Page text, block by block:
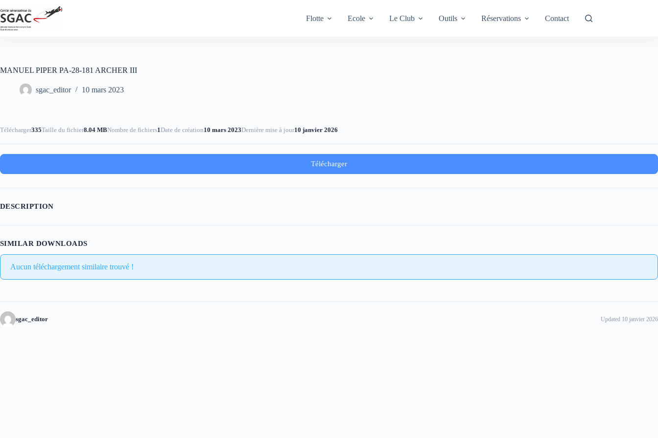
au
contenu
Flotte Ecole Le Club Outils Réservations Contact
MANUEL PIPER PA-28-181 ARCHER III
sgac_editor 10 mars 2023
Télécharger335Taille du fichier8.04 MBNombre de fichiers1Date de création10 mars 2023Dernière mise à jour10 janvier 2026
Télécharger
DESCRIPTION
SIMILAR DOWNLOADS
Aucun téléchargement similaire trouvé !
sgac_editor Updated 10 janvier 2026